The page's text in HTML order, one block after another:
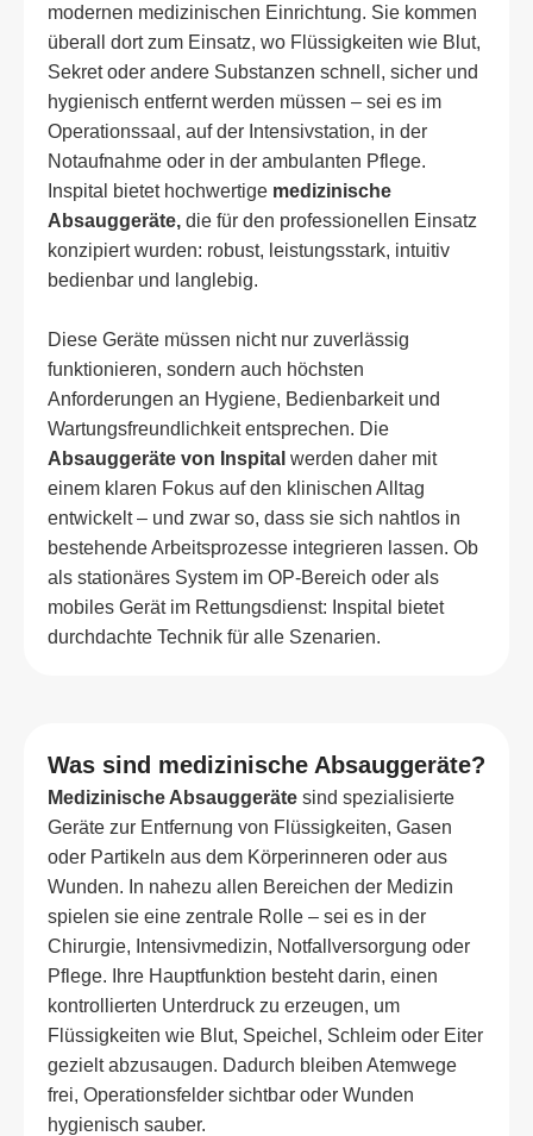
modernen medizinischen Einrichtung. Sie kommen
überall dort zum Einsatz, wo Flüssigkeiten wie Blut,
Sekret oder andere Substanzen schnell, sicher und
hygienisch entfernt werden müssen – sei es im
Operationssaal, auf der Intensivstation, in der
Notaufnahme oder in der ambulanten Pflege.
Inspital bietet hochwertige medizinische
Absauggeräte, die für den professionellen Einsatz
konzipiert wurden: robust, leistungsstark, intuitiv
bedienbar und langlebig.
Diese Geräte müssen nicht nur zuverlässig
funktionieren, sondern auch höchsten
Anforderungen an Hygiene, Bedienbarkeit und
Wartungsfreundlichkeit entsprechen. Die
Absauggeräte von Inspital werden daher mit
einem klaren Fokus auf den klinischen Alltag
entwickelt – und zwar so, dass sie sich nahtlos in
bestehende Arbeitsprozesse integrieren lassen. Ob
als stationäres System im OP-Bereich oder als
mobiles Gerät im Rettungsdienst: Inspital bietet
durchdachte Technik für alle Szenarien.
Was sind medizinische Absauggeräte?
Medizinische Absauggeräte sind spezialisierte
Geräte zur Entfernung von Flüssigkeiten, Gasen
oder Partikeln aus dem Körperinneren oder aus
Wunden. In nahezu allen Bereichen der Medizin
spielen sie eine zentrale Rolle – sei es in der
Chirurgie, Intensivmedizin, Notfallversorgung oder
Pflege. Ihre Hauptfunktion besteht darin, einen
kontrollierten Unterdruck zu erzeugen, um
Flüssigkeiten wie Blut, Speichel, Schleim oder Eiter
gezielt abzusaugen. Dadurch bleiben Atemwege
frei, Operationsfelder sichtbar oder Wunden
hygienisch sauber.